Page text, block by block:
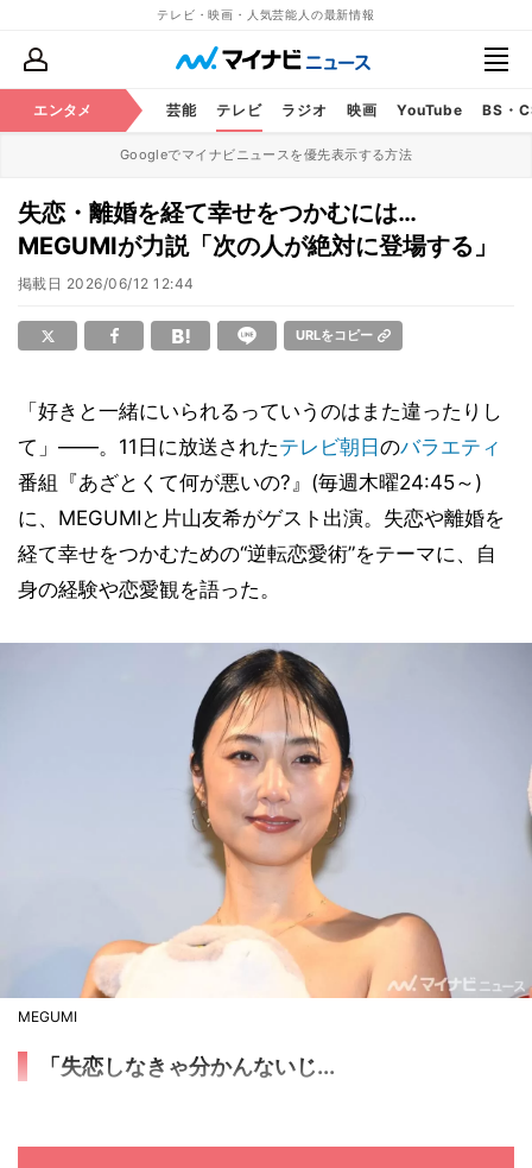
テレビ・映画・人気芸能人の最新情報
エンタメ 芸能 テレビ ラジオ 映画 YouTube BS・
Googleでマイナビニュースを優先表示する方法
失恋・離婚を経て幸せをつかむには…
MEGUMIが力説「次の人が絶対に登場する」
掲載日 2026/06/12 12:44
URLをコピー
「好きと一緒にいられるっていうのはまた違ったりし
て」――。11日に放送されたテレビ朝日 のバラエティ
番組『あざとくて何が悪いの?』(毎週木曜24:45～)
に、MEGUMIと片山友希がゲスト出演。失恋や離婚を
経て幸せをつかむための“逆転恋愛術”をテーマに、自
身の経験や恋愛観を語った。
MEGUMI
「失恋しなきゃ分かんないじ...